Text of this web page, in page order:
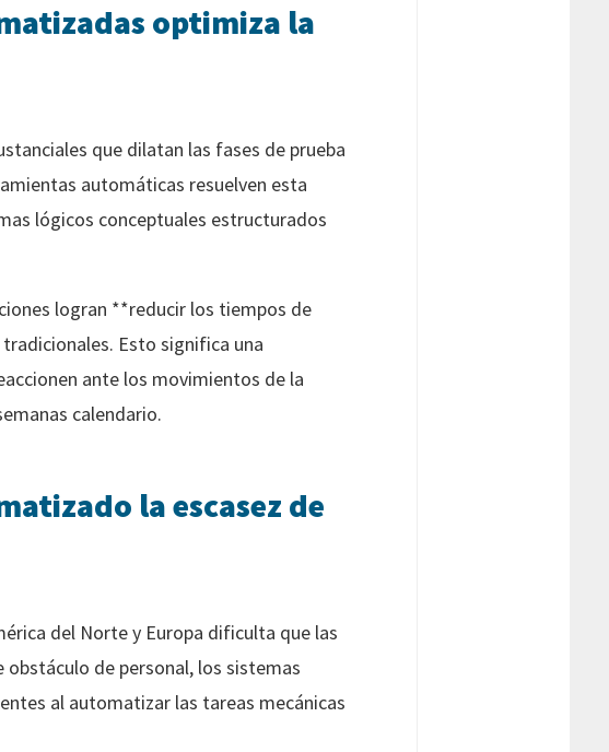
optimiza la
que dilatan las fases de prueba
automáticas resuelven esta
lógicos conceptuales estructurados
logran **reducir los tiempos de
Esto significa una
ante los movimientos de la
calendario.
la escasez de
del Norte y Europa dificulta que las
de personal, los sistemas
al automatizar las tareas mecánicas